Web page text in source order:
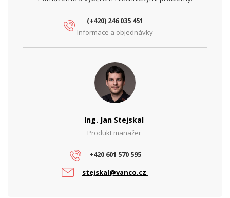
(+420) 246 035 451
Informace a objednávky
Ing. Jan Stejskal
Produkt manažer
+420 601 570 595
stejskal@vanco.cz